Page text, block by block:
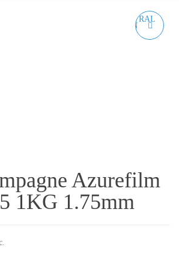
PLA LAGOON GREEN
Azurefilm
1KG 1.75mm
era: 18.90€.
atual é: 14.15€.